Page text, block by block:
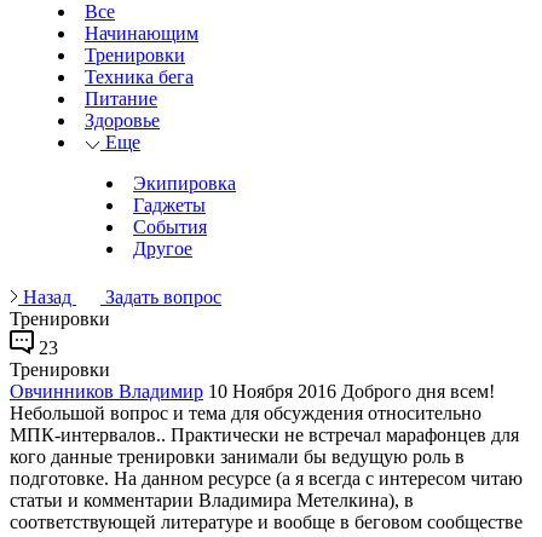
Все
Начинающим
Тренировки
Техника бега
Питание
Здоровье
Еще
Экипировка
Гаджеты
События
Другое
Назад
Задать вопрос
Тренировки
23
Тренировки
Овчинников Владимир 10 Ноября 2016 Доброго дня всем!
Небольшой вопрос и тема для обсуждения относительно
МПК-интервалов.. Практически не встречал марафонцев для
кого данные тренировки занимали бы ведущую роль в
подготовке. На данном ресурсе (а я всегда с интересом читаю
статьи и комментарии Владимира Метелкина), в
соответствующей литературе и вообще в беговом сообществе